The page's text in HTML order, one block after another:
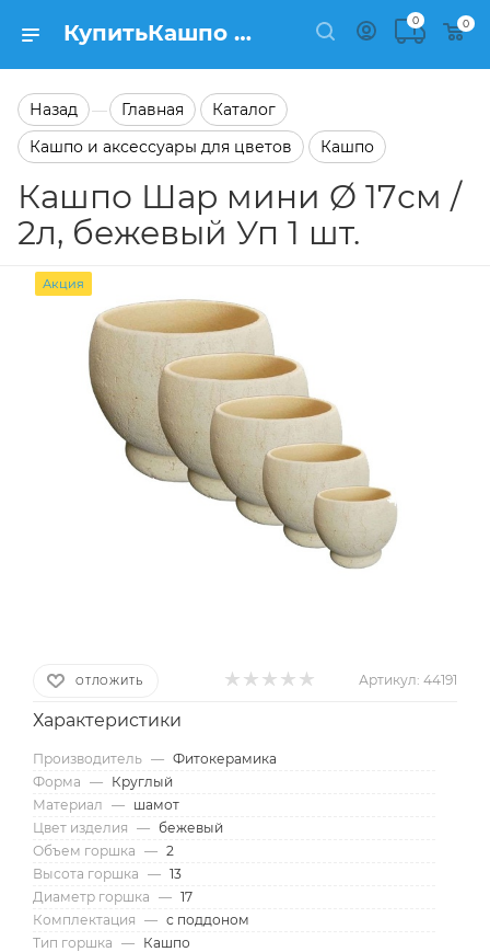
КупитьКашпо Шар мини Ø 17см / 2л, бежевый Уп 1 шт. в каталоге Кашпо Заказать Кашпо Шар мини Ø 17см / 2л, бежевый Уп 1 шт. в каталоге Кашпо на сайте Semfart.ru 0
0
Назад — Главная
Каталог
Кашпо и аксессуары для цветов
Кашпо
Кашпо Шар мини Ø 17см /
2л, бежевый Уп 1 шт.
Акция
ОТЛОЖИТЬ Артикул: 44191
Характеристики
Производитель — Фитокерамика
Форма — Круглый
Материал — шамот
Цвет изделия — бежевый
Объем горшка — 2
Высота горшка — 13
Диаметр горшка — 17
Комплектация — с поддоном
Тип горшка — Кашпо